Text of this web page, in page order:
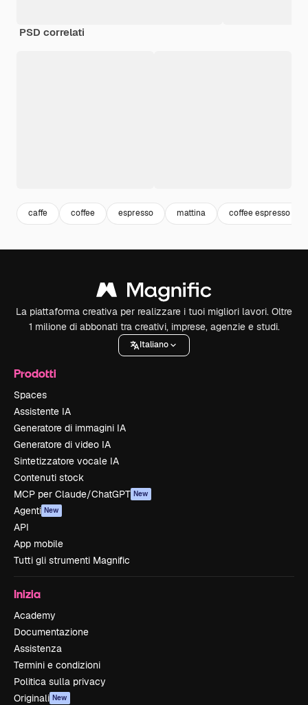
PSD correlati
caffe coffee espresso mattina coffee espresso
La piattaforma creativa per realizzare i tuoi migliori lavori. Oltre
1 milione di abbonati tra creativi, imprese, agenzie e studi.
Italiano
Prodotti
Spaces
Assistente IA
Generatore di immagini IA
Generatore di video IA
Sintetizzatore vocale IA
Contenuti stock
MCP per Claude/ChatGPT New
Agenti New
API
App mobile
Tutti gli strumenti Magnific
Inizia
Academy
Documentazione
Assistenza
Termini e condizioni
Politica sulla privacy
Originali New